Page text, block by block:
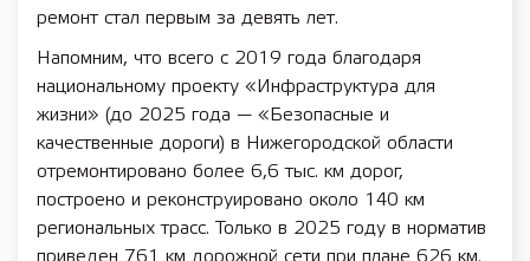
ремонт стал первым за девять лет.
Напомним, что всего с 2019 года благодаря
национальному проекту «Инфраструктура для
жизни» (до 2025 года — «Безопасные и
качественные дороги) в Нижегородской области
отремонтировано более 6,6 тыс. км дорог,
построено и реконструировано около 140 км
региональных трасс. Только в 2025 году в норматив
приведен 761 км дорожной сети при плане 626 км.